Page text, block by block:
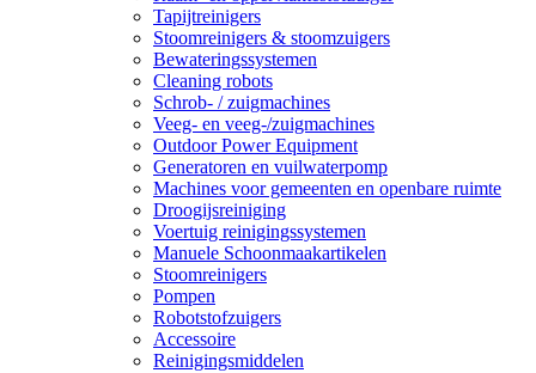
Tapijtreinigers
Stoomreinigers & stoomzuigers
Bewateringssystemen
Cleaning robots
Schrob- / zuigmachines
Veeg- en veeg-/zuigmachines
Outdoor Power Equipment
Generatoren en vuilwaterpomp
Machines voor gemeenten en openbare ruimte
Droogijsreiniging
Voertuig reinigingssystemen
Manuele Schoonmaakartikelen
Stoomreinigers
Pompen
Robotstofzuigers
Accessoire
Reinigingsmiddelen